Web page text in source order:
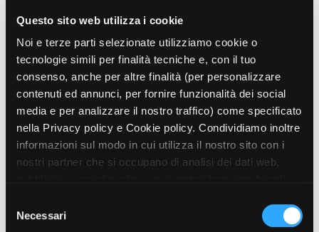
Questo sito web utilizza i cookie
Noi e terze parti selezionate utilizziamo cookie o
tecnologie simili per finalità tecniche e, con il tuo
consenso, anche per altre finalità (per personalizzare
contenuti ed annunci, per fornire funzionalità dei social
media e per analizzare il nostro traffico) come specificato
nella Privacy policy e Cookie policy. Condividiamo inoltre
informazioni sul modo in cui utilizza il nostro sito con i
nostri partner che si occupano di analisi dei dati web,
raccolto dal suo utilizzo dei loro servizi. Puoi liberamente
Necessari
Raffaele Androsiglio eSimone Rosso
CASTING
Luana Velliscig(Coordinatore AOSM Torino); Antonella Cirillo
(Assistente AOSM)
SEGRETARIO DI EDIZIONE
Anna Belluccio
ALTRI CREDITS
PRODUZIONE
Elena Gnisci,Cristina VecchioeDavide Spina(Location Manager
, Matteo
Orlando, Arturo Compagnoni, Edoardo Frigerio e